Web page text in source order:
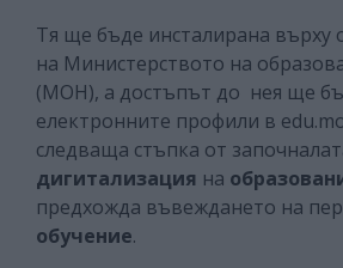
Тя ще бъде инсталирана върху
на Министерството на
(МОН), а достъпът до нея ще
електронните профили в
следваща стъпка от
дигитализация на
предхожда въвеждането на
обучение.